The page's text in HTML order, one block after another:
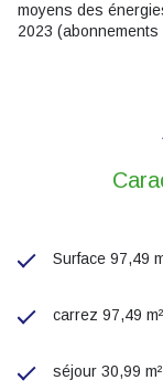
moyens des
2023 (abonnements
Surface 97,49
carrez 97,49 m²
séjour 30,99 m²